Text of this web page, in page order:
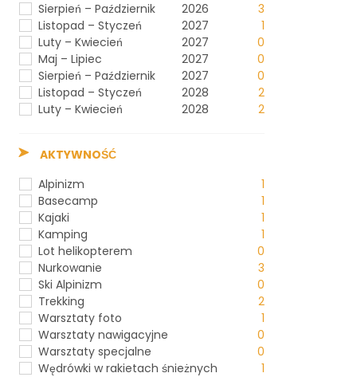
Sierpień – Październik
2026
3
Listopad – Styczeń
2027
1
Luty – Kwiecień
2027
0
Maj – Lipiec
2027
0
Sierpień – Październik
2027
0
Listopad – Styczeń
2028
2
Luty – Kwiecień
2028 2
AKTYWNOŚĆ
Alpinizm
1
Basecamp
1
Kajaki
1
Kamping
1
Lot helikopterem
0
Nurkowanie
3
Ski Alpinizm
0
Trekking
2
Warsztaty foto
1
Warsztaty nawigacyjne
0
Warsztaty specjalne
0
Wędrówki w rakietach śnieżnych
1